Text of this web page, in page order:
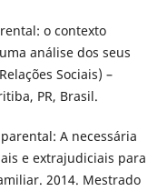
o contexto
análise dos seus
Sociais) –
PR, Brasil.
A necessária
e extrajudiciais para
2014. Mestrado